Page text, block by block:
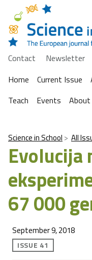
Contact Newsletter
Home
Current Issue
Teach
Events About
Science in School All
Evolucija
67 000
September 9, 2018
ISSUE 41